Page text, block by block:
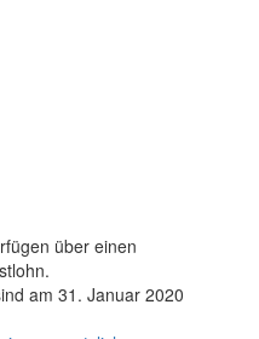
über einen
am 31. Januar 2020